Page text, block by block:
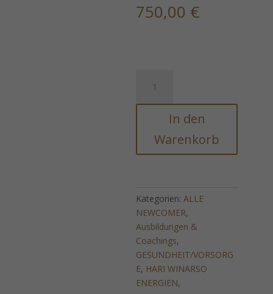
750,00 €
RICHTLINIEN-
INTEGRATIONSSYSTEM
(Seelenverkörperungs-
Technologie/Akasha
Schnittstelle)
In den
Warenkorb
Kategorien:ALLE
NEWCOMER,
Ausbildungen &
Coachings,
GESUNDHEIT/VORSORG
E, HARI WINARSO
ENERGIEN,